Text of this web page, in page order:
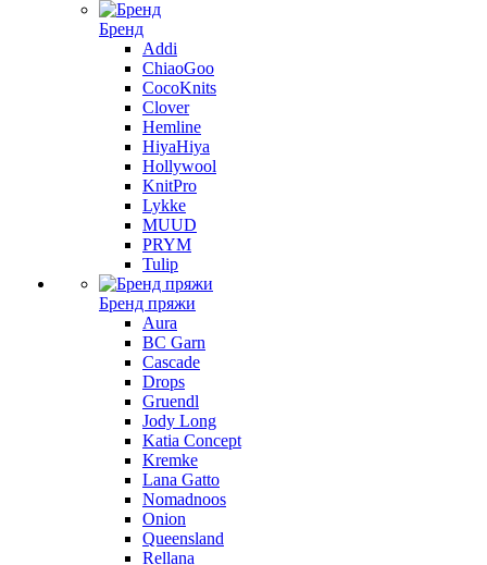
Бренд
Addi
ChiaoGoo
CocoKnits
Clover
Hemline
HiyaHiya
Hollywool
KnitPro
Lykke
MUUD
PRYM
Tulip
Бренд пряжи
Aura
BC Garn
Cascade
Drops
Gruendl
Jody Long
Katia Concept
Kremke
Lana Gatto
Nomadnoos
Onion
Queensland
Rellana